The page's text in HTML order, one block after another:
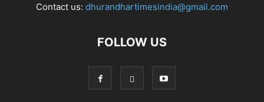
Contact us: dhurandhartimesindia@gmail.com
FOLLOW US